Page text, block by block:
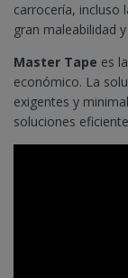
carrocería, incluso
gran maleabilidad
Master Tape es
económico. La
exigentes y
soluciones